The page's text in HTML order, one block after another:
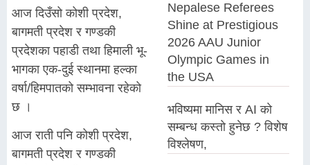
आज दिउँसो कोशी प्रदेश,
बागमती प्रदेश र गण्डकी
प्रदेशका पहाडी तथा हिमाली भू-
भागका एक-दुई स्थानमा हल्का
वर्षा/हिमपातको सम्भावना रहेको
छ ।
आज राती पनि कोशी प्रदेश,
बागमती प्रदेश र गण्डकी
Nepalese Referees
Shine at Prestigious
2026 AAU Junior
Olympic Games in
the USA
भविष्यमा मानिस र AI को
सम्बन्ध कस्तो हुनेछ ? विशेष
विश्लेषण,